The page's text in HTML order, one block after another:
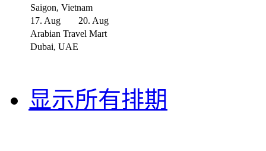
Saigon, Vietnam
17. Aug
20. Aug
Arabian Travel Mart
Dubai, UAE
显示所有排期